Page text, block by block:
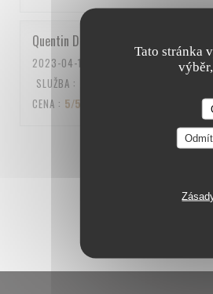
Tato stránka
Quentin D
2023-04-15
SLUŽBA :
CENA : 5/5
2